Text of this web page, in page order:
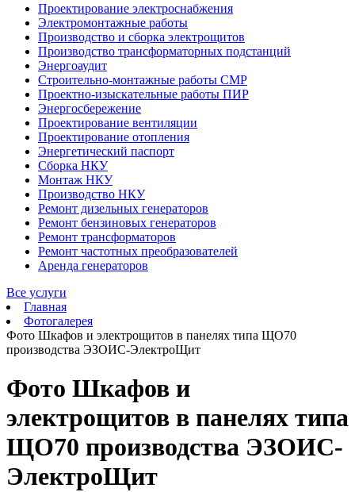
Проектирование электроснабжения
Электромонтажные работы
Производство и сборка электрощитов
Производство трансформаторных подстанций
Энергоаудит
Строительно-монтажные работы СМР
Проектно-изыскательные работы ПИР
Энергосбережение
Проектирование вентиляции
Проектирование отопления
Энергетический паспорт
Сборка НКУ
Монтаж НКУ
Производство НКУ
Ремонт дизельных генераторов
Ремонт бензиновых генераторов
Ремонт трансформаторов
Ремонт частотных преобразователей
Аренда генераторов
Все услуги
Главная
Фотогалерея
Фото Шкафов и электрощитов в панелях типа ЩО70
производства ЭЗОИС-ЭлектроЩит
Фото Шкафов и
электрощитов в панелях типа
ЩО70 производства ЭЗОИС-
ЭлектроЩит